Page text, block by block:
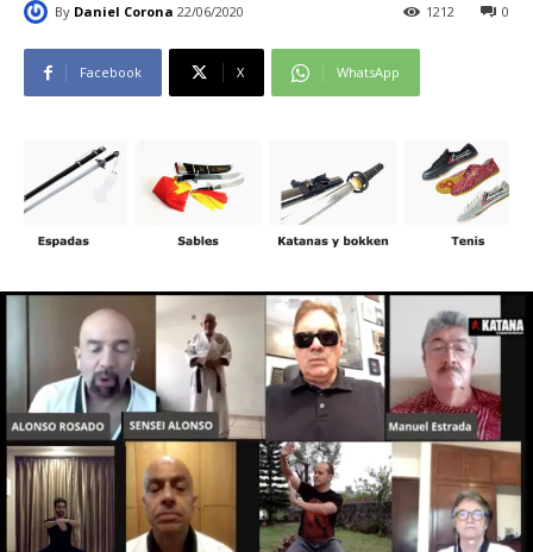
By Daniel Corona 22/06/2020 0
1212
Facebook X WhatsApp